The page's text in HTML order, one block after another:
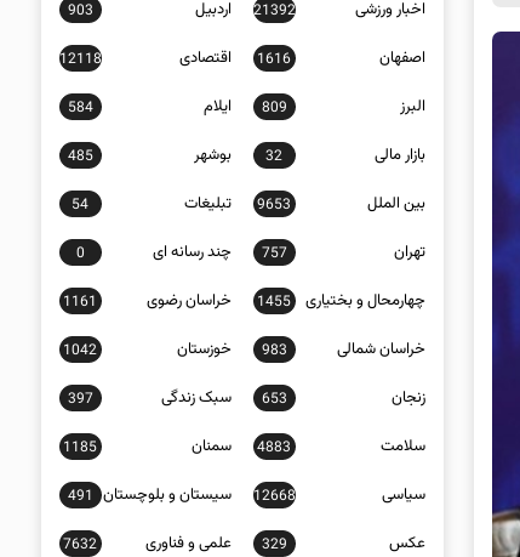
اخبار ورزشی 21392 اردبیل 903
اصفهان 1616 اقتصادی 12118
البرز 809 ایلام 584
بازار مالی 32 بوشهر 485
بین الملل 9653 تبلیغات 54
تهران 757 چند رسانه ای 0
چهارمحال و بختیاری 1455 خراسان رضوی 1161
خراسان شمالی 983 خوزستان 1042
زنجان 653 سبک زندگی 397
سلامت 4883 سمنان 1185
سیاسی 12668 سیستان و بلوچستان 491
عکس 329 علمی و فناوری 7632